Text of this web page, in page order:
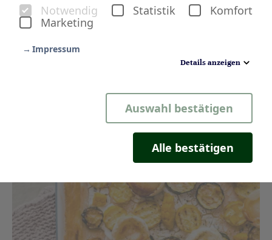
Notwendig Statistik
Komfort
Marketing
Impressum
Details anzeigen
Auswahl bestätigen
Alle bestätigen
Möhrensalat mit Hummus
Ziegenkäse